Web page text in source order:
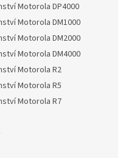
Motorola DP4000
Motorola DM1000
Motorola DM2000
Motorola DM4000
Motorola R2
Motorola R5
Motorola R7